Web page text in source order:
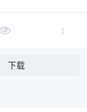
1
下载